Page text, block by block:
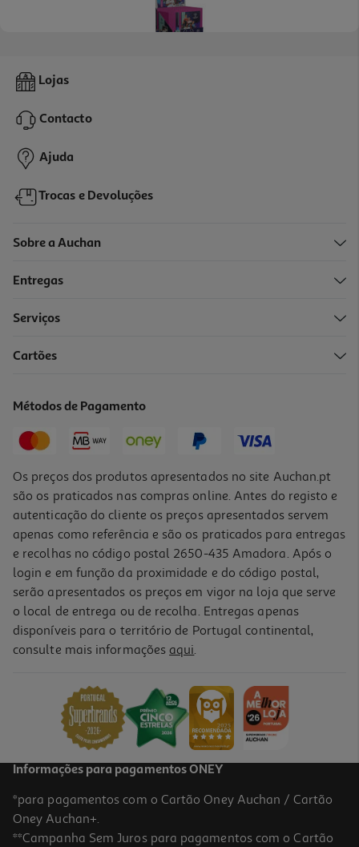
Saquetas Cromos Champions League
1,00 €
Album Original Brainrot Serie I
Lojas
Contacto
Ajuda
Trocas e Devoluções
Sobre a Auchan
Entregas
Serviços
Cartões
Métodos de Pagamento
Os preços dos produtos apresentados no site Auchan.pt
são os praticados nas compras online. Antes do registo e
autenticação do cliente os preços apresentados servem
apenas como referência e são os praticados para entregas
e recolhas no código postal 2650-435 Amadora. Após o
login e em função da proximidade e do código postal,
serão apresentados os preços em vigor na loja que serve
o local de entrega ou de recolha. Entregas apenas
disponíveis para o território de Portugal continental,
consulte mais informações aqui.
Informações para pagamentos ONEY
*para pagamentos com o Cartão Oney Auchan / Cartão
Oney Auchan+.
**Campanha Sem Juros para pagamentos com o Cartão